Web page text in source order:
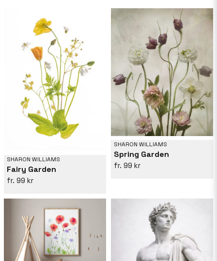
SHARON WILLIAMS
Fairy Garden
99 kr
SHARON WILLIAMS
Spring Garden
99 kr